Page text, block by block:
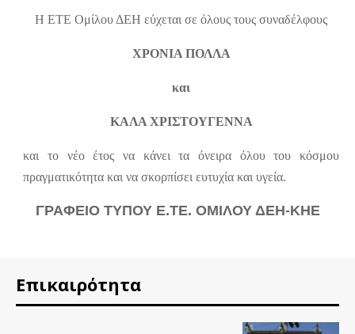
Η ΕΤΕ Ομίλου ΔΕΗ εύχεται σε όλους τους συναδέλφους
ΧΡΟΝΙΑ ΠΟΛΛΑ
και
ΚΑΛΑ ΧΡΙΣΤΟΥΓΕΝΝΑ
και το νέο έτος να κάνει τα όνειρα όλου του κόσμου
πραγματικότητα και να σκορπίσει ευτυχία και υγεία.
ΓΡΑΦΕΙΟ ΤΥΠΟΥ Ε.ΤΕ. ΟΜΙΛΟΥ ΔΕΗ-ΚΗΕ
Επικαιρότητα